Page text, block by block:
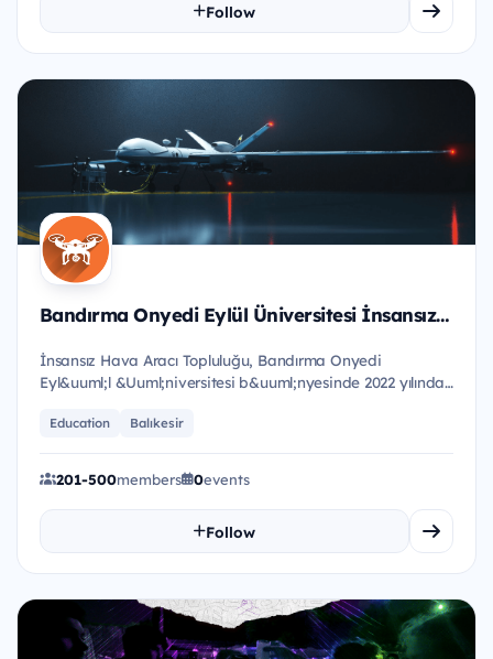
Follow
Bandırma Onyedi Eylül Üniversitesi İnsansız Hava Aracı Topluluğu
İnsansız Hava Aracı Topluluğu, Bandırma Onyedi
Eyl&uuml;l &Uuml;niversitesi b&uuml;nyesinde 2022 yılında
Education Balıkesir
201-500members 0events
Follow